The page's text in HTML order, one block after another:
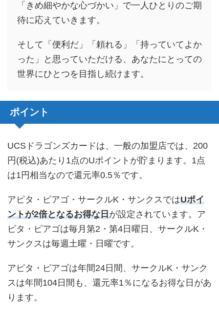
「きめ細やかな心づかい」で一人ひとりのご期
待に応えていきます。
そして「便利だ」「頼れる」「持っていてよか
った」と思っていただける、あなたにとっての
世界にひとつを目指し続けます。
ポイント
UCSドラゴンズカードは、一般の加盟店では、200
円(税込)あたり1点のUポイントが貯まります。1点
は1円相当なので還元率0.5％です。
アピタ・ピアゴ・サークルK・サンクスではUポイ
ントが2倍となるお得な日が設定されています。ア
ピタ・ピアゴは毎月第2・第4日曜日、サークルK・
サンクスは毎週土曜・日曜です。
アピタ・ピアゴは年間24日間、サークルK・サンク
スは年間104日間も、還元率1％になるお得な日があ
ります。